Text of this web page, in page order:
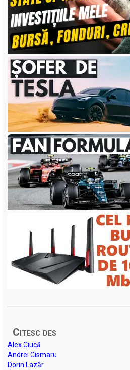
Citesc des
Alex Ciucă
Andrei Cismaru
Dorin Lazăr